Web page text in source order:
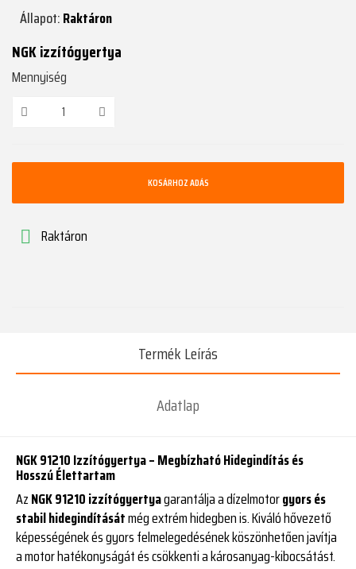
Állapot:Raktáron
NGK izzítógyertya
Mennyiség
KOSÁRHOZ ADÁS
 Raktáron
Termék Leírás
Adatlap
NGK 91210 Izzítógyertya – Megbízható Hidegindítás és
Hosszú Élettartam
AzNGK 91210 izzítógyertyagarantálja a dízelmotorgyors és
stabil hidegindításátmég extrém hidegben is. Kiváló hővezető
képességének és gyors felmelegedésének köszönhetően javítja
a motor hatékonyságát és csökkenti a károsanyag-kibocsátást.